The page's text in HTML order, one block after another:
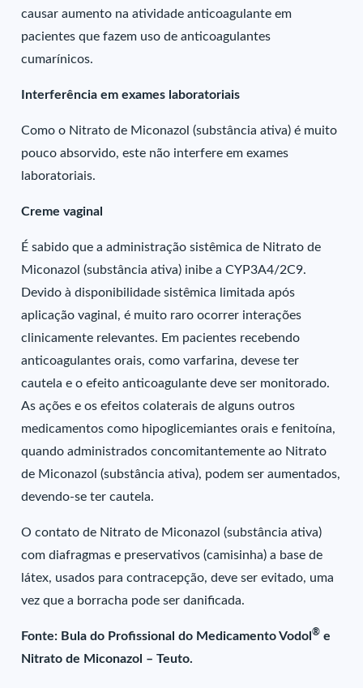
causar aumento na atividade anticoagulante em
pacientes que fazem uso de anticoagulantes
cumarínicos.
Interferência em exames laboratoriais
Como o Nitrato de Miconazol (substância ativa) é muito
pouco absorvido, este não interfere em exames
laboratoriais.
Creme vaginal
É sabido que a administração sistêmica de Nitrato de
Miconazol (substância ativa) inibe a CYP3A4/2C9.
Devido à disponibilidade sistêmica limitada após
aplicação vaginal, é muito raro ocorrer interações
clinicamente relevantes. Em pacientes recebendo
anticoagulantes orais, como varfarina, devese ter
cautela e o efeito anticoagulante deve ser monitorado.
As ações e os efeitos colaterais de alguns outros
medicamentos como hipoglicemiantes orais e fenitoína,
quando administrados concomitantemente ao Nitrato
de Miconazol (substância ativa), podem ser aumentados,
devendo-se ter cautela.
O contato de Nitrato de Miconazol (substância ativa)
com diafragmas e preservativos (camisinha) a base de
látex, usados para contracepção, deve ser evitado, uma
vez que a borracha pode ser danificada.
Fonte: Bula do Profissional do Medicamento Vodol® e
Nitrato de Miconazol – Teuto.